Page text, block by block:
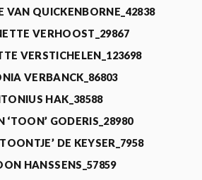
VAN QUICKENBORNE_42838
VERHOOST_29867
VERSTICHELEN_123698
VERBANCK_86803
HAK_38588
‘TOON’ GODERIS_28980
DE KEYSER_7958
HANSSENS_57859